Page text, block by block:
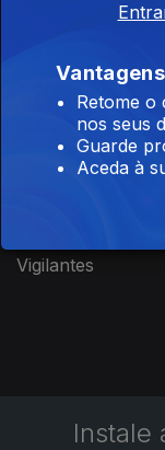
Este
Vigilantes
Instale
Vantagens
Retome o
nos seus
Guarde
Aceda à